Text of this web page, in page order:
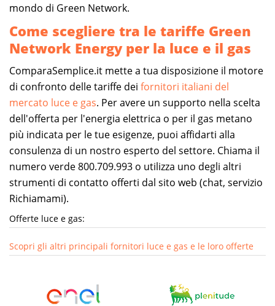
mondo di Green Network.
Come scegliere tra le tariffe Green
Network Energy per la luce e il gas
ComparaSemplice.it mette a tua disposizione il motore
di confronto delle tariffe dei fornitori italiani del
mercato luce e gas. Per avere un supporto nella scelta
dell'offerta per l'energia elettrica o per il gas metano
più indicata per le tue esigenze, puoi affidarti alla
consulenza di un nostro esperto del settore. Chiama il
numero verde 800.709.993 o utilizza uno degli altri
strumenti di contatto offerti dal sito web (chat, servizio
Richiamami).
Offerte luce e gas:
Scopri gli altri principali fornitori luce e gas e le loro offerte